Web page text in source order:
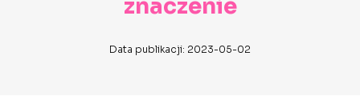
znaczenie
Data publikacji: 2023-05-02